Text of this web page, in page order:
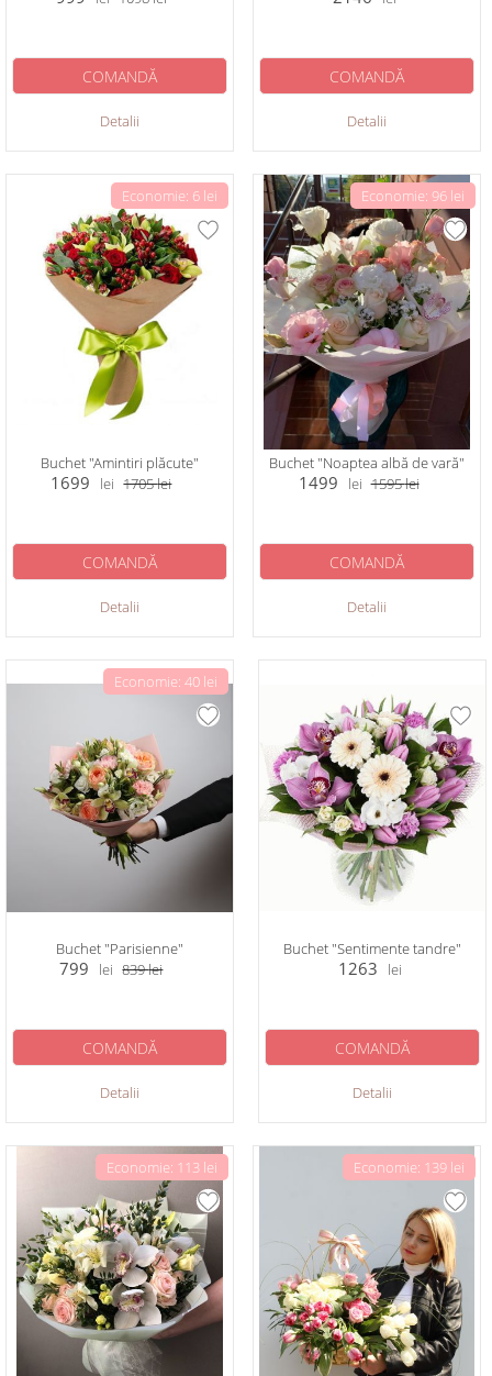
Detalii
COMANDĂ
Detalii
COMANDĂ
Economie: 6 lei
Buchet "Amintiri plăcute"
1699 lei 1705lei
Detalii
COMANDĂ
Economie: 96 lei
Buchet "Noaptea albă de vară"
1499 lei 1595lei
Detalii
COMANDĂ
Economie: 40 lei
Buchet "Parisienne"
799 lei 839lei
Detalii
COMANDĂ
Buchet "Sentimente tandre"
1263 lei
Detalii
COMANDĂ
Economie: 113 lei Economie: 139 lei